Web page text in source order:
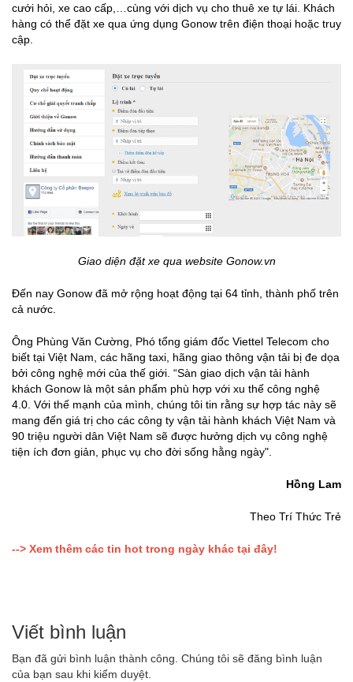
cưới hỏi, xe cao cấp,…cùng với dịch vụ cho thuê xe tự lái. Khách
hàng có thể đặt xe qua ứng dụng Gonow trên điện thoại hoặc truy
cập.
Giao diện đặt xe qua website Gonow.vn
Đến nay Gonow đã mở rộng hoạt động tại 64 tỉnh, thành phố trên
cả nước.
Ông Phùng Văn Cường, Phó tổng giám đốc Viettel Telecom cho
biết tại Việt Nam, các hãng taxi, hãng giao thông vận tải bị đe dọa
bởi công nghệ mới của thế giới. “Sàn giao dịch vận tải hành
khách Gonow là một sản phẩm phù hợp với xu thế công nghệ
4.0. Với thế mạnh của mình, chúng tôi tin rằng sự hợp tác này sẽ
mang đến giá trị cho các công ty vận tải hành khách Việt Nam và
90 triệu người dân Việt Nam sẽ được hưởng dịch vụ công nghệ
tiện ích đơn giản, phục vụ cho đời sống hằng ngày".
Hồng Lam
Theo Trí Thức Trẻ
--> Xem thêm các tin hot trong ngày khác tại đây!
Viết bình luận
Bạn đã gửi bình luận thành công. Chúng tôi sẽ đăng bình luận
của bạn sau khi kiểm duyệt.